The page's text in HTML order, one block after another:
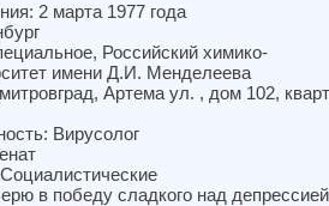
2 марта 1977 года
Российский химико-
имени Д.И. Менделеева
Артема ул. , дом 102,
Вирусолог
в победу сладкого над